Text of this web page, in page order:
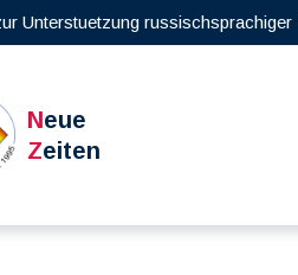
Unterstuetzung
Neue
Zeiten